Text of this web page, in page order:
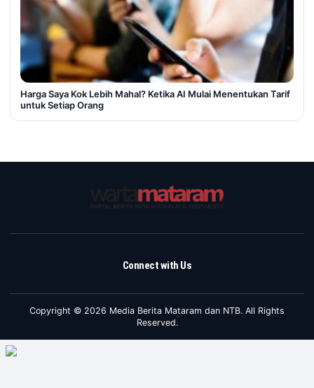
Harga Saya Kok Lebih Mahal? Ketika AI Mulai Menentukan Tarif
untuk Setiap Orang
Connect with Us
Copyright © 2026 Media Berita Mataram dan NTB. All Rights
Reserved.